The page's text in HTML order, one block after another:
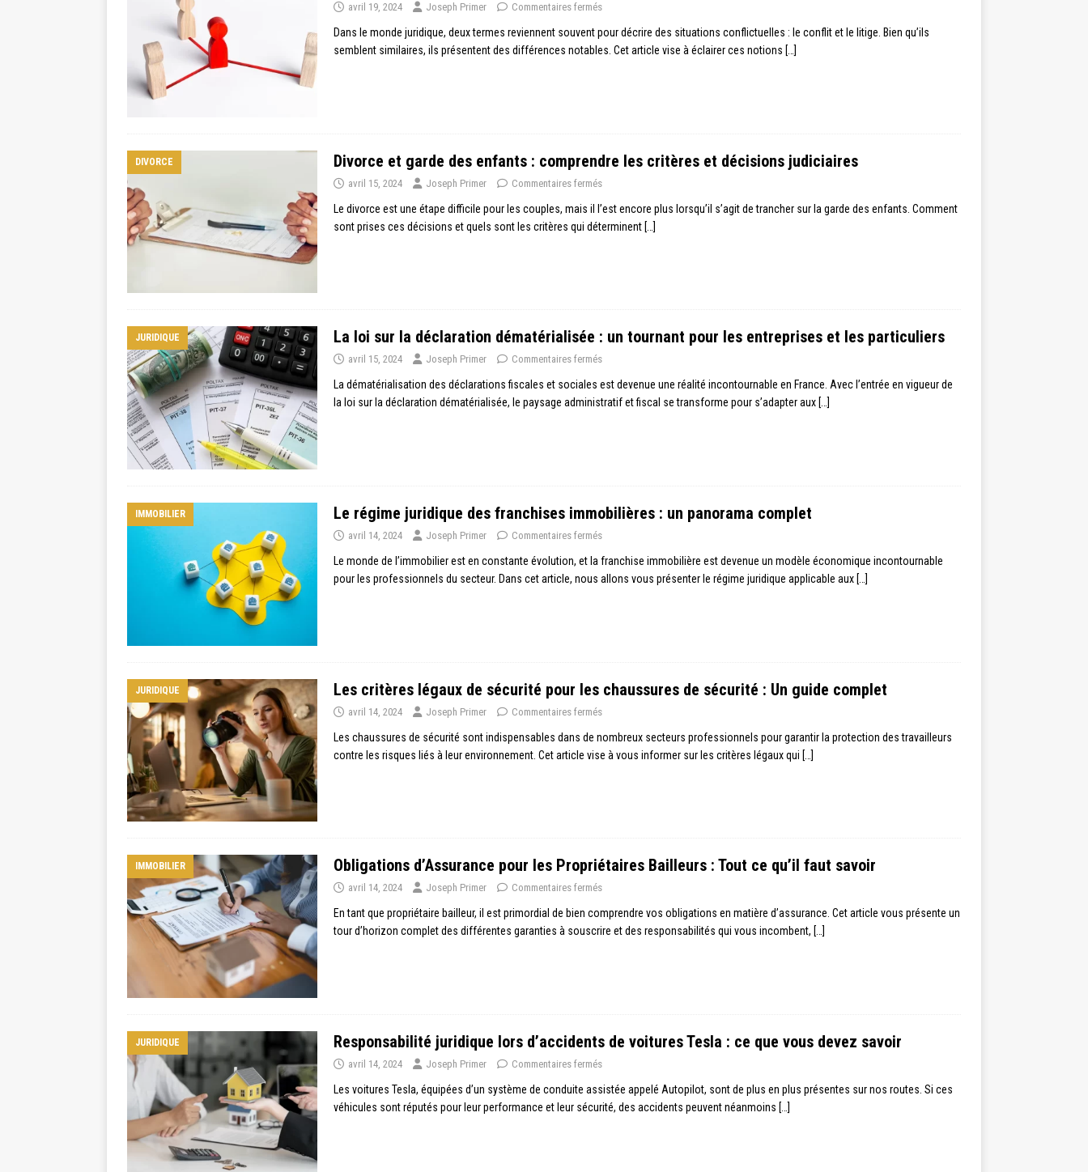
avril 19, 2024 Joseph Primer Commentaires fermés
Dans le monde juridique, deux termes reviennent souvent pour décrire des situations conflictuelles : le conflit et le litige. Bien qu’ils
semblent similaires, ils présentent des différences notables. Cet article vise à éclairer ces notions […]
DIVORCE Divorce et garde des enfants : comprendre les critères et décisions judiciaires
avril 15, 2024 Joseph Primer Commentaires fermés
Le divorce est une étape difficile pour les couples, mais il l’est encore plus lorsqu’il s’agit de trancher sur la garde des enfants. Comment
sont prises ces décisions et quels sont les critères qui déterminent […]
JURIDIQUE La loi sur la déclaration dématérialisée : un tournant pour les entreprises et les particuliers
avril 15, 2024 Joseph Primer Commentaires fermés
La dématérialisation des déclarations fiscales et sociales est devenue une réalité incontournable en France. Avec l’entrée en vigueur de
la loi sur la déclaration dématérialisée, le paysage administratif et fiscal se transforme pour s’adapter aux […]
IMMOBILIER Le régime juridique des franchises immobilières : un panorama complet
avril 14, 2024 Joseph Primer Commentaires fermés
Le monde de l’immobilier est en constante évolution, et la franchise immobilière est devenue un modèle économique incontournable
pour les professionnels du secteur. Dans cet article, nous allons vous présenter le régime juridique applicable aux […]
JURIDIQUE Les critères légaux de sécurité pour les chaussures de sécurité : Un guide complet
avril 14, 2024 Joseph Primer Commentaires fermés
Les chaussures de sécurité sont indispensables dans de nombreux secteurs professionnels pour garantir la protection des travailleurs
contre les risques liés à leur environnement. Cet article vise à vous informer sur les critères légaux qui […]
IMMOBILIER Obligations d’Assurance pour les Propriétaires Bailleurs : Tout ce qu’il faut savoir
avril 14, 2024 Joseph Primer Commentaires fermés
En tant que propriétaire bailleur, il est primordial de bien comprendre vos obligations en matière d’assurance. Cet article vous présente un
tour d’horizon complet des différentes garanties à souscrire et des responsabilités qui vous incombent, […]
JURIDIQUE Responsabilité juridique lors d’accidents de voitures Tesla : ce que vous devez savoir
avril 14, 2024 Joseph Primer Commentaires fermés
Les voitures Tesla, équipées d’un système de conduite assistée appelé Autopilot, sont de plus en plus présentes sur nos routes. Si ces
véhicules sont réputés pour leur performance et leur sécurité, des accidents peuvent néanmoins […]